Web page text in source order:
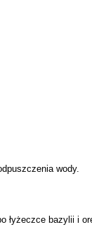
wody.
łyżeczce bazylii i